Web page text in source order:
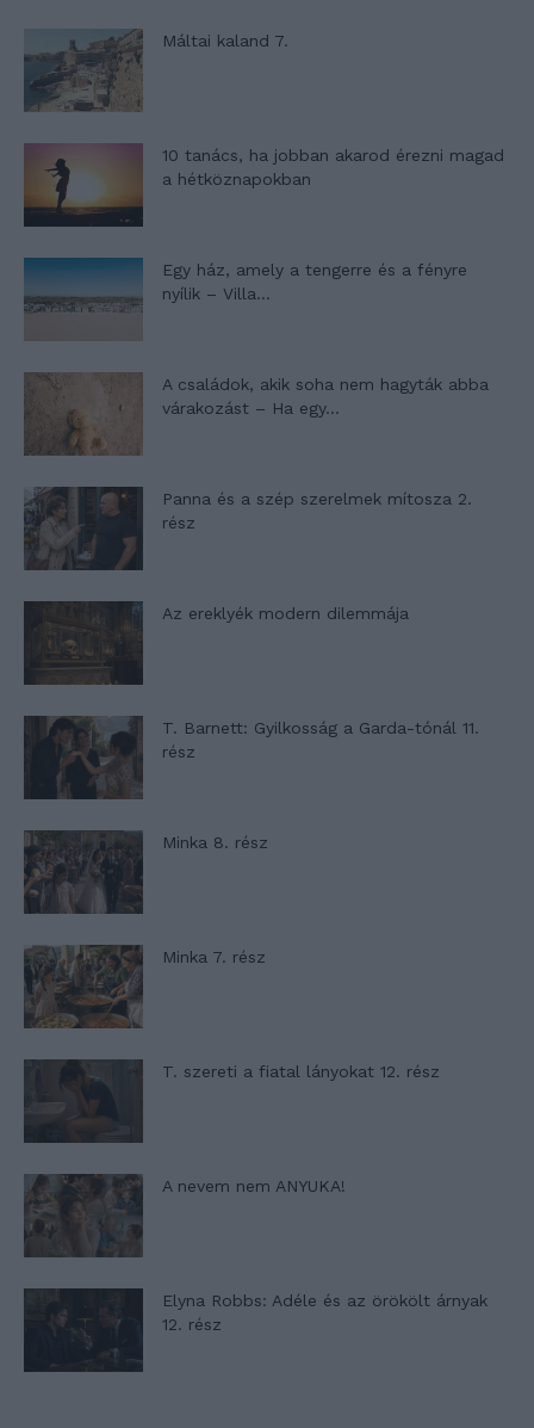
Máltai kaland 7.
10 tanács, ha jobban akarod érezni magad
a hétköznapokban
Egy ház, amely a tengerre és a fényre
nyílik – Villa...
A családok, akik soha nem hagyták abba
várakozást – Ha egy...
Panna és a szép szerelmek mítosza 2.
rész
Az ereklyék modern dilemmája
T. Barnett: Gyilkosság a Garda-tónál 11.
rész
Minka 8. rész
Minka 7. rész
T. szereti a fiatal lányokat 12. rész
A nevem nem ANYUKA!
Elyna Robbs: Adéle és az örökölt árnyak
12. rész